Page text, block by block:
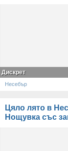
Дискрет
Несебър
Цяло лято в
Нощувка със